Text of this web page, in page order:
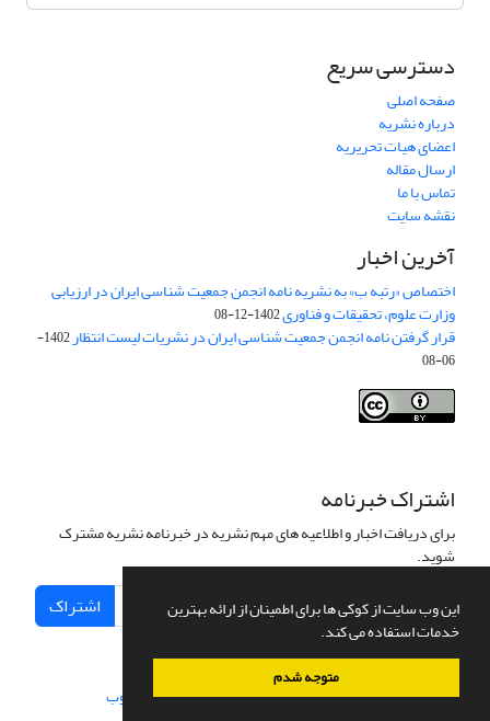
این وب سایت از کوکی ها برای اطمینان از ارائه بهترین
خدمات استفاده می کند.
متوجه شدم
دسترسی سریع
صفحه اصلی
درباره نشریه
اعضای هیات تحریریه
ارسال مقاله
تماس با ما
نقشه سایت
آخرین اخبار
اختصاص «رتبه ب» به نشریه نامه انجمن جمعیت شناسی ایران در ارزیابی
وزارت علوم، تحقیقات و فناوری1402-12-08
قرار گرفتن نامه انجمن جمعیت شناسی ایران در نشریات لیست انتظار
1402-
06-08
اشتراک خبرنامه
برای دریافت اخبار و اطلاعیه های مهم نشریه در خبرنامه نشریه مشترک
شوید.
اشتراک
سامانه مدیریت نشریات علمی.طراحی و پیاده سازی از سیناوب